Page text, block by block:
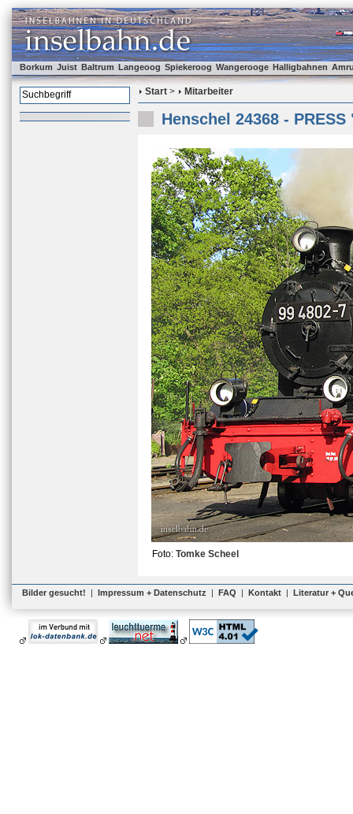
Borkum Juist Baltrum Langeoog Spiekeroog Wangerooge Halligbahnen
Start > Mitarbeiter
Henschel 24368 - PRESS
Foto: Tomke Scheel
Bilder gesucht! | Impressum + Datenschutz | FAQ | Kontakt | Literatur +